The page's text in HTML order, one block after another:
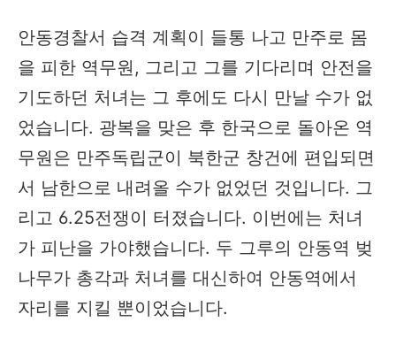
안동경찰서 습격 계획이 들통 나고 만주로 몸
을 피한 역무원, 그리고 그를 기다리며 안전을
기도하던 처녀는 그 후에도 다시 만날 수가 없
었습니다. 광복을 맞은 후 한국으로 돌아온 역
무원은 만주독립군이 북한군 창건에 편입되면
서 남한으로 내려올 수가 없었던 것입니다. 그
리고 6.25전쟁이 터졌습니다. 이번에는 처녀
가 피난을 가야했습니다. 두 그루의 안동역 벚
나무가 총각과 처녀를 대신하여 안동역에서
자리를 지킬 뿐이었습니다.